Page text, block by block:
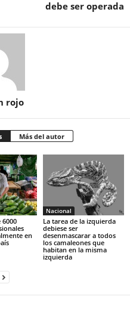
debe ser operada
rojo
Más del autor
6000
en
Nacional
La tarea de la izquierda
debiese ser
desenmascarar a todos
los camaleones que
habitan en la misma
izquierda